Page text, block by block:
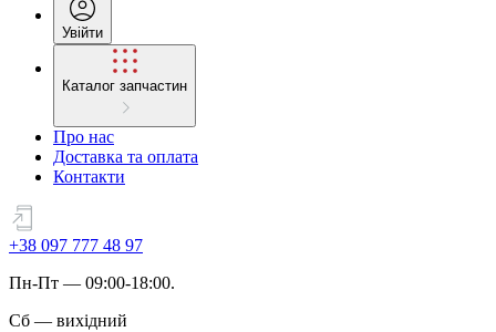
Увійти
Каталог запчастин
Про нас
Доставка та оплата
Контакти
+38 097 777 48 97
Пн-Пт — 09:00-18:00.
Сб — вихідний